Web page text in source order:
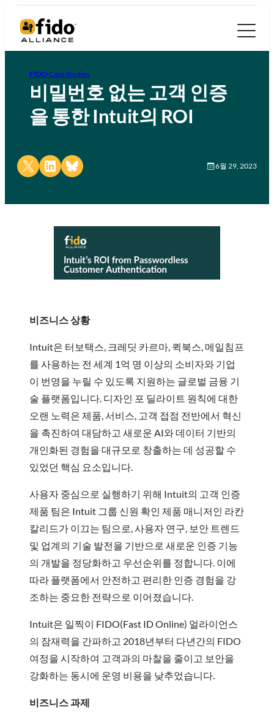
FIDO Case Studies
비밀번호 없는 고객 인증
을 통한 Intuit의 ROI
Share on X Share on LinkedIn
Share on Bluesky 6월 29, 2023
비즈니스 상황
Intuit은 터보택스, 크레딧 카르마, 퀵북스, 메일침프
를 사용하는 전 세계 1억 명 이상의 소비자와 기업
이 번영을 누릴 수 있도록 지원하는 글로벌 금융 기
술 플랫폼입니다. 디자인 포 딜라이트 원칙에 대한
오랜 노력은 제품, 서비스, 고객 접점 전반에서 혁신
을 촉진하여 대담하고 새로운 AI와 데이터 기반의
개인화된 경험을 대규모로 창출하는 데 성공할 수
있었던 핵심 요소입니다.
사용자 중심으로 실행하기 위해 Intuit의 고객 인증
제품 팀은 Intuit 그룹 신원 확인 제품 매니저인 라칸
칼리드가 이끄는 팀으로, 사용자 연구, 보안 트렌드
및 업계의 기술 발전을 기반으로 새로운 인증 기능
의 개발을 정당화하고 우선순위를 정합니다. 이에
따라 플랫폼에서 안전하고 편리한 인증 경험을 강
조하는 중요한 전략으로 이어졌습니다.
Intuit은 일찍이 FIDO(Fast ID Online) 얼라이언스
의 잠재력을 간파하고 2018년부터 다년간의 FIDO
여정을 시작하여 고객과의 마찰을 줄이고 보안을
강화하는 동시에 운영 비용을 낮추었습니다.
비즈니스 과제